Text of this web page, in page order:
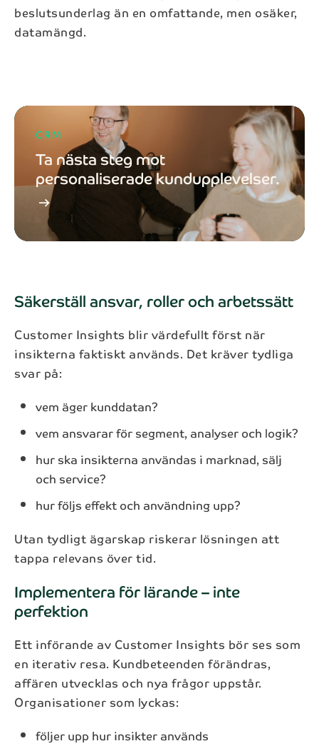
beslutsunderlag än en omfattande, men osäker,
datamängd.
CRM
Ta nästa steg mot
personaliserade kundupplevelser.
arrow_right_alt
Säkerställ ansvar, roller och arbetssätt
Customer Insights blir värdefullt först när
insikterna faktiskt används. Det kräver tydliga
svar på:
vem äger kunddatan?
vem ansvarar för segment, analyser och logik?
hur ska insikterna användas i marknad, sälj
och service?
hur följs effekt och användning upp?
Utan tydligt ägarskap riskerar lösningen att
tappa relevans över tid.
Implementera för lärande – inte
perfektion
Ett införande av Customer Insights bör ses som
en iterativ resa. Kundbeteenden förändras,
affären utvecklas och nya frågor uppstår.
Organisationer som lyckas:
följer upp hur insikter används